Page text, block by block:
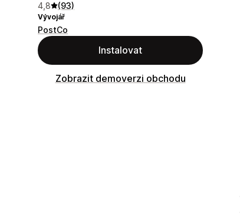
4,8 (93)
Vývojář
PostCo
Instalovat
Zobrazit demoverzi obchodu